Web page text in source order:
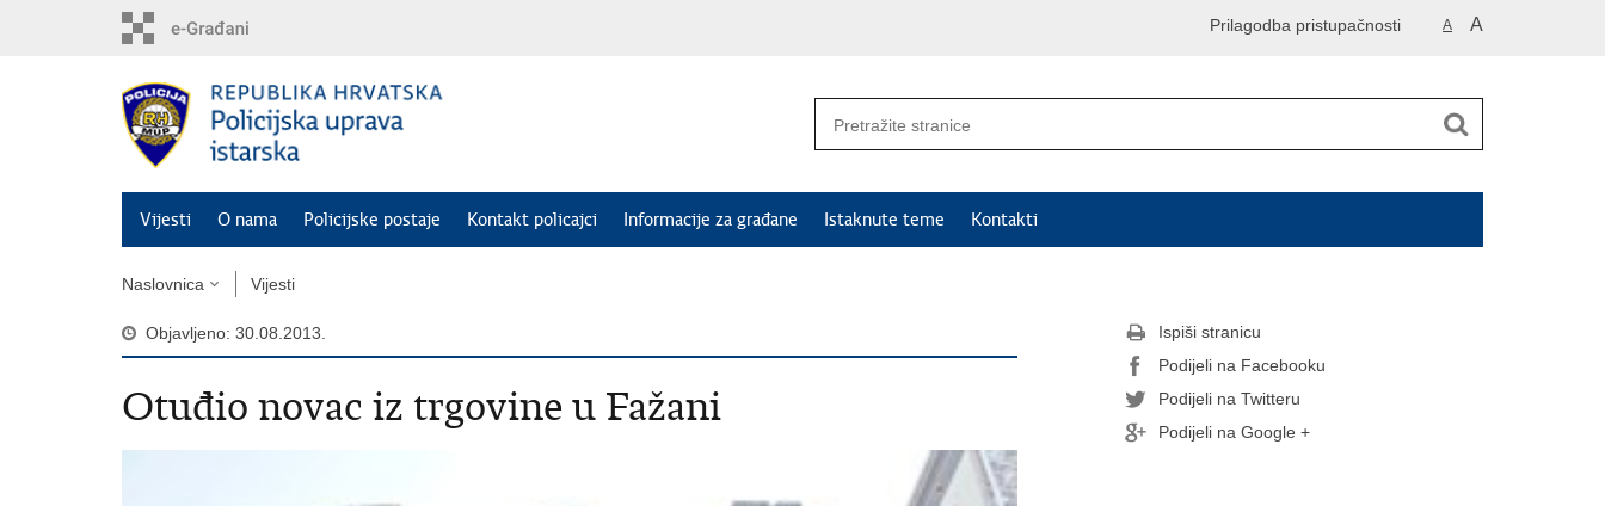
A A
Prilagodba pristupačnosti
Vijesti O nama Policijske postaje Kontakt policajci Informacije za građane Istaknute teme Kontakti
Naslovnica Vijesti
Objavljeno: 30.08.2013.
Otuđio novac iz trgovine u Fažani
Ispiši stranicu
Podijeli na Facebooku
Podijeli na Twitteru
Podijeli na Google +